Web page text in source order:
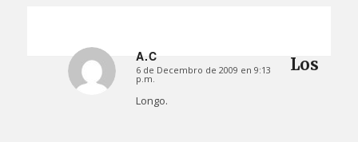
A.C
Dice:
6 de Decembro de 2009 en 9:13
p.m.
Longo.
Los